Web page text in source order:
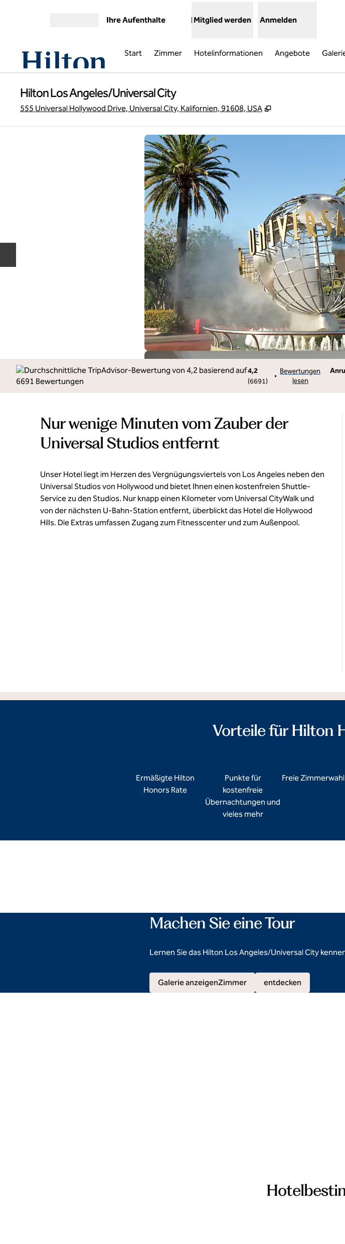
Ihre Aufenthalte Mitglied werden Anmelden
Start Zimmer Hotelinformationen Angebote
Hilton Los Angeles/Universal City
555 Universal Hollywood Drive, Universal City, Kalifornien, 91608, USA ,
4,2
(6691)
•
Bewertungen
lesen
Nur wenige Minuten vom Zauber der
Universal Studios entfernt
Unser Hotel liegt im Herzen des Vergnügungsviertels von Los Angeles neben den
Universal Studios von Hollywood und bietet Ihnen einen kostenfreien Shuttle-
Service zu den Studios. Nur knapp einen Kilometer vom Universal CityWalk und
von der nächsten U-Bahn-Station entfernt, überblickt das Hotel die Hollywood
Hills. Die Extras umfassen Zugang zum Fitnesscenter und zum Außenpool.
Vorteile für Hilton
Ermäßigte Hilton
Honors Rate
Punkte für
kostenfreie
Übernachtungen und
vieles mehr
Freie Zimmerwahl
Machen Sie eine Tour
Lernen Sie das Hilton Los Angeles/Universal City
Galerie anzeigenZimmer entdecken